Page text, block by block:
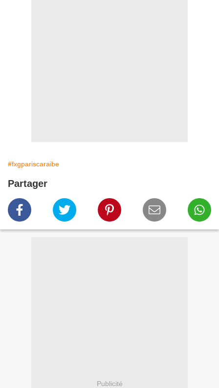
#fxgpariscaraibe
Partager
Publicité